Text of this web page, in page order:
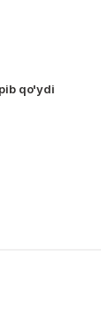
qo'ydi